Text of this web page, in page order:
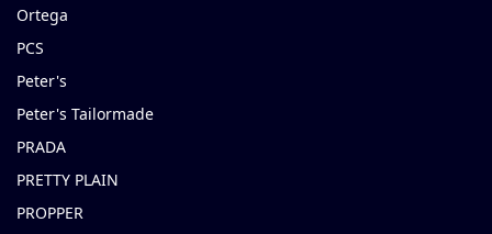
Ortega
PCS
Peter's
Peter's Tailormade
PRADA
PRETTY PLAIN
PROPPER